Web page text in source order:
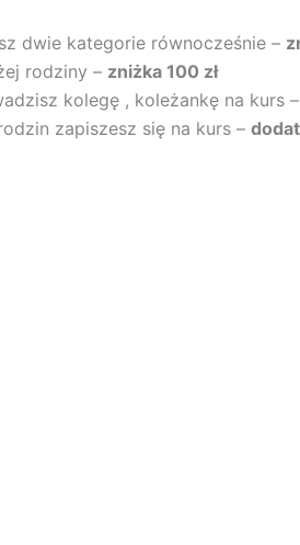
dwie kategorie równocześnie –
rodziny – zniżka 100 zł
kolegę , koleżankę na kurs –
zapiszesz się na kurs –